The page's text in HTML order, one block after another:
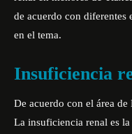
de acuerdo con diferentes
en el tema.
Insuficiencia
De acuerdo con el área
La insuficiencia renal es